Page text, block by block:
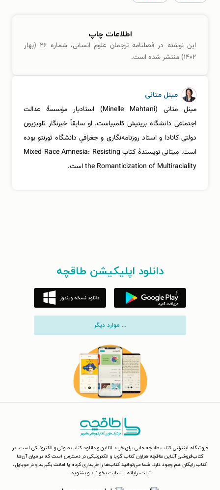
اطلاعات چاپ
این نوشته در فصلنامه ترجمان علوم انسانی، شماره ۲۶ (بهار
۱۴۰۲) منتشر شده است.
مینل متانی
مینل متانی (Minelle Mahtani) استادیار مؤسسۀ عدالت
اجتماعیِ دانشگاه بریتیش کلمبیاست. او سابقاً خبرنگار تلویزیون
دولتی کانادا و استاد روزنامه‌نگاری و جغرافیِ دانشگاه تورنتو بوده
است. میتانی نویسندۀ کتابِ Mixed Race Amnesia: Resisting
the Romanticization of Multiraciality است.
دانلود اپلیکیشن طاقچه
... موارد دیگر
فروشگاه اینترنتی کتاب طاقچه جایی برای خرید آنلاین و دانلود کتاب صوتی و الکترونیکی است. در
کتاب‌فروشی آنلاین طاقچه هزاران کتاب گویا و الکترونیکی در دسترس است که در میان آن‌ها
کتاب رایگان هم وجود دارد. شما می‌توانید کتاب‌ها را خریداری کرده یا امانت بگیرید و در موبایل،
تبلت، رایانه یا سایت بخوانید و بشنوید.